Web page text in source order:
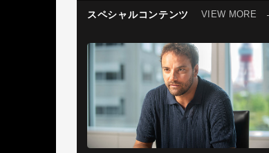
スペシャルコンテンツ VIEW MORE